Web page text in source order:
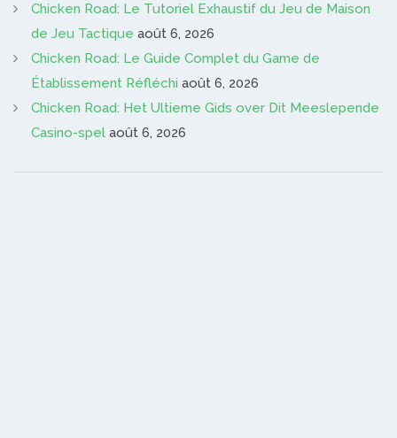
Chicken Road: Le Tutoriel Exhaustif du Jeu de Maison
de Jeu Tactique août 6, 2026
Chicken Road: Le Guide Complet du Game de
Établissement Réfléchi août 6, 2026
Chicken Road: Het Ultieme Gids over Dit Meeslepende
Casino-spel août 6, 2026